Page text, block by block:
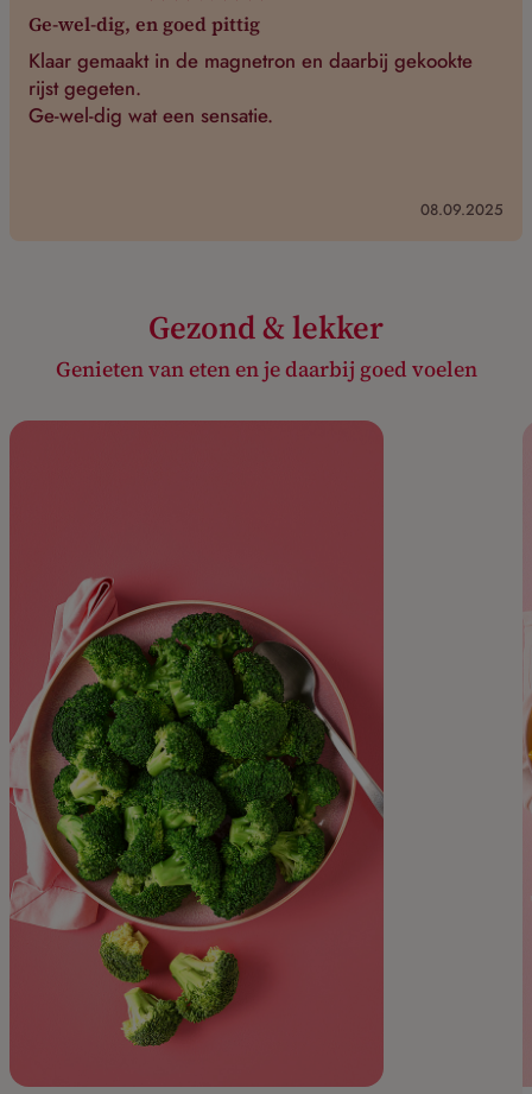
Ge-wel-dig, en goed pittig
Klaar gemaakt in de magnetron en daarbij gekookte
rijst gegeten.
Ge-wel-dig wat een sensatie.
08.09.2025
Gezond & lekker
Genieten van eten en je daarbij goed voelen